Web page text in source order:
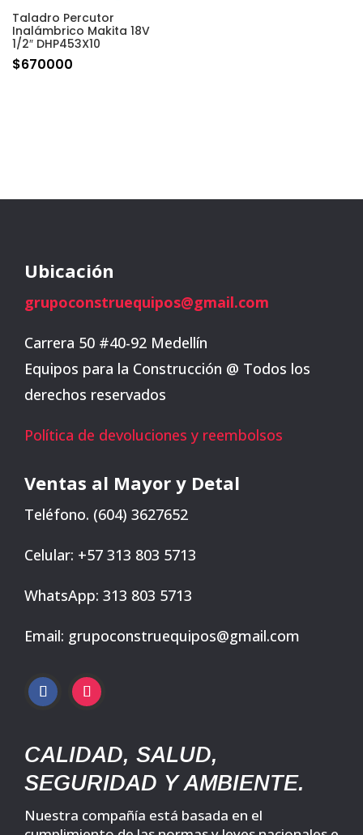
Taladro Percutor
Inalámbrico Makita 18V
1/2″ DHP453X10
$670000
Ubicación
grupoconstruequipos@gmail.com
Carrera 50 #40-92 Medellín
Equipos para la Construcción @ Todos los
derechos reservados
Política de devoluciones y reembolsos
Ventas al Mayor y Detal
Teléfono. (604) 3627652
Celular: +57 313 803 5713
WhatsApp: 313 803 5713
Email: grupoconstruequipos@gmail.com
CALIDAD, SALUD,
SEGURIDAD Y AMBIENTE.
Nuestra compañía está basada en el